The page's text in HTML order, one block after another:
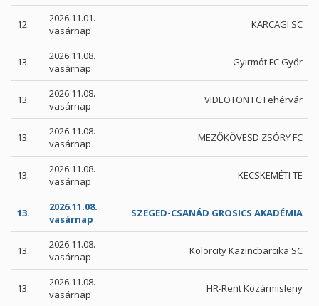
12.
2026.11.01.
vasárnap
KARCAGI SC
13.
2026.11.08.
vasárnap
Gyirmót FC Győr
13.
2026.11.08.
vasárnap
VIDEOTON FC Fehérvár
13.
2026.11.08.
vasárnap
MEZŐKÖVESD ZSÓRY FC
13.
2026.11.08.
vasárnap
KECSKEMÉTI TE
13.
2026.11.08.
vasárnap
SZEGED-CSANÁD GROSICS AKADÉMIA
13.
2026.11.08.
vasárnap
Kolorcity Kazincbarcika SC
13.
2026.11.08.
vasárnap
HR-Rent Kozármisleny